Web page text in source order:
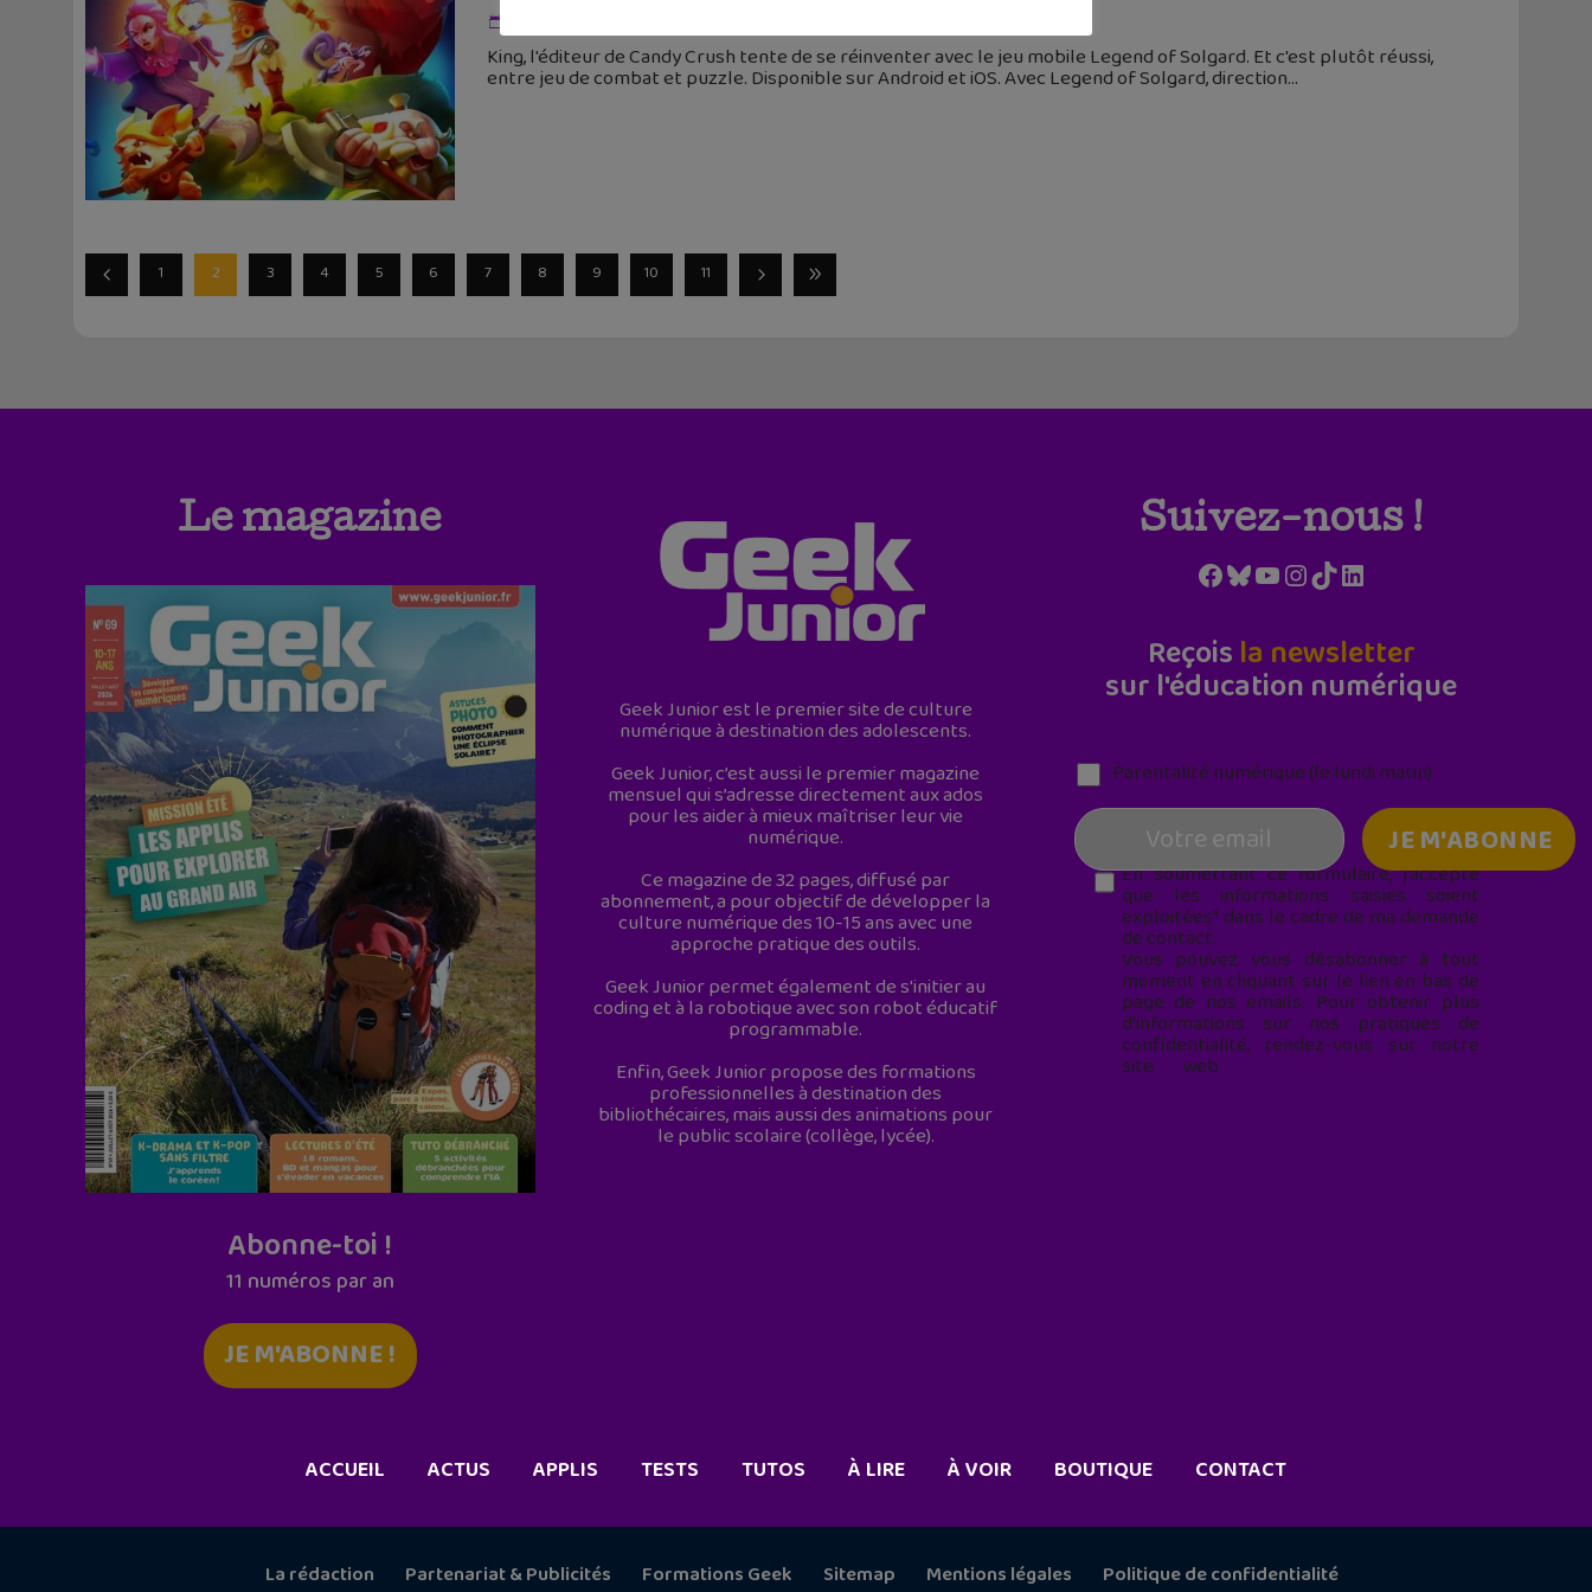
King, l'éditeur de Candy Crush tente de se réinventer avec le jeu mobile Legend of Solgard. Et c'est plutôt réussi,
entre jeu de combat et puzzle. Disponible sur Android et iOS. Avec Legend of Solgard, direction
1 2 3 4 5 6 7 8 9 10 11
Le magazine
Abonne-toi !
11 numéros par an
JE M'ABONNE !
Geek Junior est le premier site de culture
numérique à destination des adolescents.
Geek Junior, c’est aussi le premier magazine
mensuel qui s’adresse directement aux ados
pour les aider à mieux maîtriser leur vie
numérique.
Ce magazine de 32 pages, diffusé par
abonnement, a pour objectif de développer la
culture numérique des 10-15 ans avec une
approche pratique des outils.
Geek Junior permet également de s'initier au
coding et à la robotique avec son robot éducatif
programmable.
Enfin, Geek Junior propose des formations
professionnelles à destination des
bibliothécaires, mais aussi des animations pour
le public scolaire (collège, lycée).
Suivez-nous !
Facebook
Bluesky
YouTube
Instagram
TikTokLinkedIn
Reçois la newsletter
sur l'éducation numérique
Parentalité numérique (le lundi matin)
En soumettant ce formulaire, j’accepte
que les informations saisies soient
exploitées* dans le cadre de ma demande
de contact.
Vous pouvez vous désabonner à tout
moment en cliquant sur le lien en bas de
page de nos emails. Pour obtenir plus
d'informations sur nos pratiques de
confidentialité, rendez-vous sur notre
site web
ACCUEIL ACTUS APPLIS TESTS TUTOS À LIRE À VOIR BOUTIQUE CONTACT
La rédaction Partenariat & Publicités Formations Geek Sitemap Mentions légales Politique de confidentialité